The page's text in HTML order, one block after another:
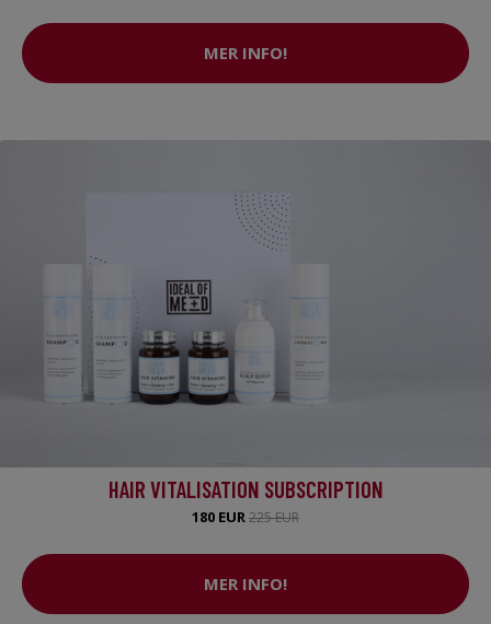
MER INFO!
HAIR VITALISATION SUBSCRIPTION
180 EUR225 EUR
MER INFO!